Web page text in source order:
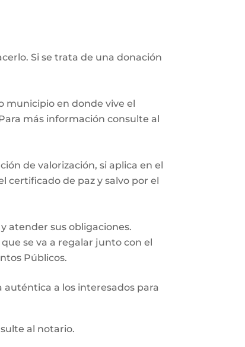
Si se trata de una donación
municipio en donde vive el
más información consulte al
de valorización, si aplica en el
certificado de paz y salvo por el
atender sus obligaciones.
se va a regalar junto con el
Públicos.
a los interesados para
al notario.